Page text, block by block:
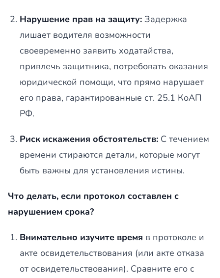
Нарушение прав на защиту: Задержка
лишает водителя возможности
своевременно заявить ходатайства,
привлечь защитника, потребовать оказания
юридической помощи, что прямо нарушает
его права, гарантированные ст. 25.1 КоАП
РФ.
Риск искажения обстоятельств: С течением
времени стираются детали, которые могут
быть важны для установления истины.
Что делать, если протокол составлен с
нарушением срока?
Внимательно изучите время в протоколе и
акте освидетельствования (или акте отказа
от освидетельствования). Сравните его с